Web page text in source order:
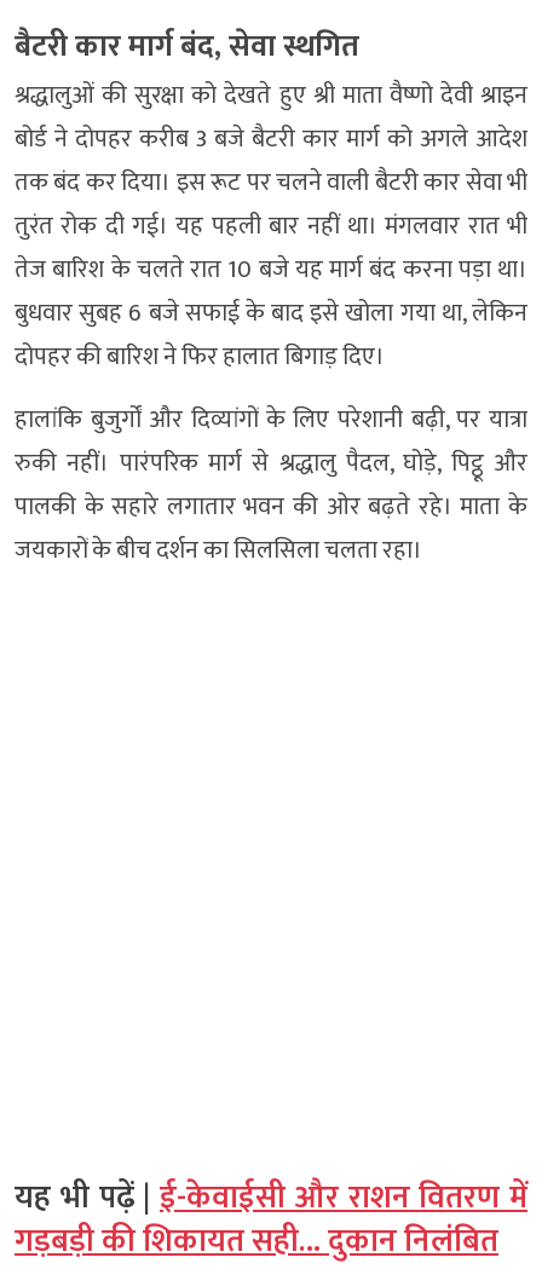
बैटरी कार मार्ग बंद, सेवा स्थगित
श्रद्धालुओं की सुरक्षा को देखते हुए श्री माता वैष्णो देवी श्राइन
बोर्ड ने दोपहर करीब 3 बजे बैटरी कार मार्ग को अगले आदेश
तक बंद कर दिया। इस रूट पर चलने वाली बैटरी कार सेवा भी
तुरंत रोक दी गई। यह पहली बार नहीं था। मंगलवार रात भी
तेज बारिश के चलते रात 10 बजे यह मार्ग बंद करना पड़ा था।
बुधवार सुबह 6 बजे सफाई के बाद इसे खोला गया था, लेकिन
दोपहर की बारिश ने फिर हालात बिगाड़ दिए।
हालांकि बुजुर्गों और दिव्यांगों के लिए परेशानी बढ़ी, पर यात्रा
रुकी नहीं। पारंपरिक मार्ग से श्रद्धालु पैदल, घोड़े, पिट्ठू और
पालकी के सहारे लगातार भवन की ओर बढ़ते रहे। माता के
जयकारों के बीच दर्शन का सिलसिला चलता रहा।
यह भी पढ़ें | ई-केवाईसी और राशन वितरण में
गड़बड़ी की शिकायत सही… दुकान निलंबित